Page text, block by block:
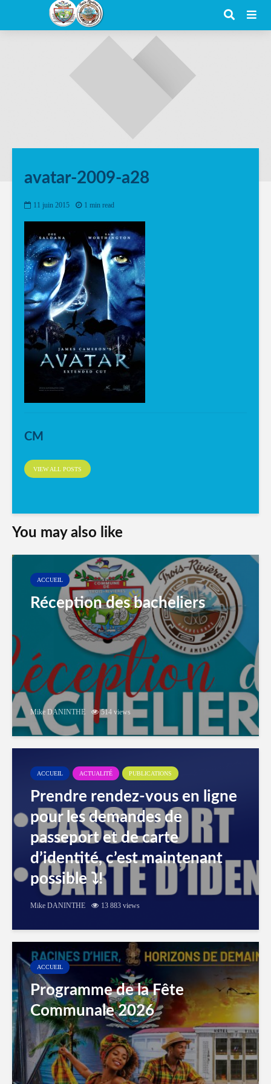
avatar-2009-a28
11 juin 2015 1 min read
CM
VIEW ALL POSTS
You may also like
ACCUEIL
Réception des bacheliers
Mike DANINTHE 514 views
ACCUEIL ACTUALITÉ PUBLICATIONS
Prendre rendez-vous en ligne
pour les demandes de
passeport et de carte
d’identité, c’est maintenant
possible ⤵️!
Mike DANINTHE 13 883 views
ACCUEIL
Programme de la Fête
Communale 2026